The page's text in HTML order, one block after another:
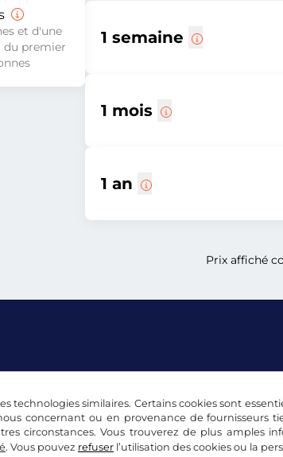
technologies similaires. Certains cookies sont
concernant ou en provenance de fournisseurs
circonstances. Vous trouverez de plus amples
. Vous pouvez refuser l’utilisation des cookies ou la
et d'une
du premier
1 semaine
1 mois
1 an
Prix affiché
Paramétrage des cookies